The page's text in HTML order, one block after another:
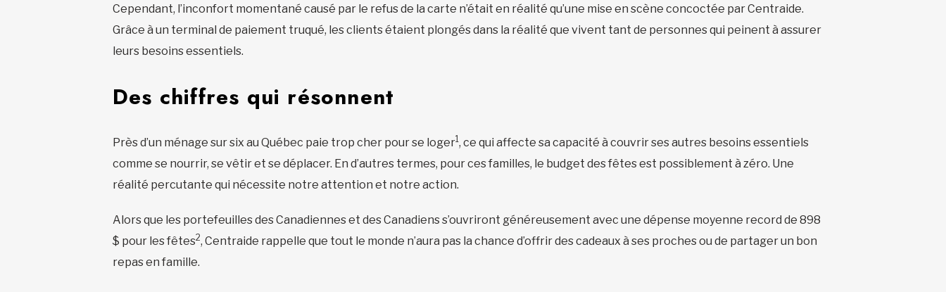
Cependant, l’inconfort momentané causé par le refus de la carte n’était en réalité qu’une mise en scène concoctée par Centraide.
Grâce à un terminal de paiement truqué, les clients étaient plongés dans la réalité que vivent tant de personnes qui peinent à assurer
leurs besoins essentiels.
Des chiffres qui résonnent
Près d’un ménage sur six au Québec paie trop cher pour se loger1, ce qui affecte sa capacité à couvrir ses autres besoins essentiels
comme se nourrir, se vêtir et se déplacer. En d’autres termes, pour ces familles, le budget des fêtes est possiblement à zéro. Une
réalité percutante qui nécessite notre attention et notre action.
Alors que les portefeuilles des Canadiennes et des Canadiens s’ouvriront généreusement avec une dépense moyenne record de 898
$ pour les fêtes2, Centraide rappelle que tout le monde n’aura pas la chance d’offrir des cadeaux à ses proches ou de partager un bon
repas en famille.